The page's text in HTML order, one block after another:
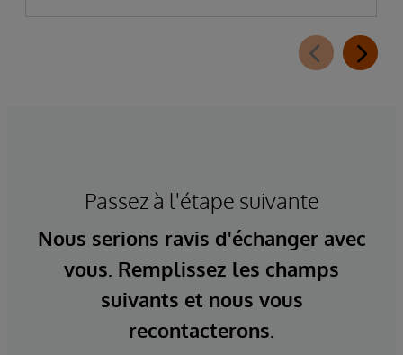
Passez à l'étape suivante
Nous serions ravis d'échanger avec
vous. Remplissez les champs
suivants et nous vous
recontacterons.